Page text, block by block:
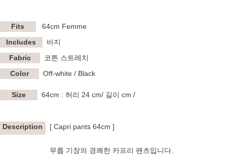
Fits 64cm Femme
Includes
바지
Fabric
코튼 스트레치
Color
Off-white / Black
Size 64cm : 허리 24 cm/ 길이 cm /
Description [ Capri pants 64cm ]
무릅 기장의 경쾌한 카프리 팬츠입니다.